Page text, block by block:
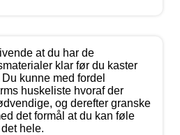
at du har de
klar før du kaster
kunne med fordel
huskeliste hvoraf der
og derefter granske
det formål at du kan føle
hele.